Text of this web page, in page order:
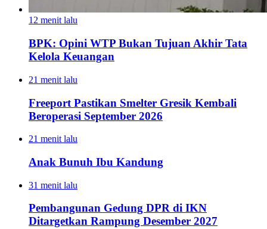
12 menit lalu
BPK: Opini WTP Bukan Tujuan Akhir Tata
Kelola Keuangan
21 menit lalu
Freeport Pastikan Smelter Gresik Kembali
Beroperasi September 2026
21 menit lalu
Anak Bunuh Ibu Kandung
31 menit lalu
Pembangunan Gedung DPR di IKN
Ditargetkan Rampung Desember 2027